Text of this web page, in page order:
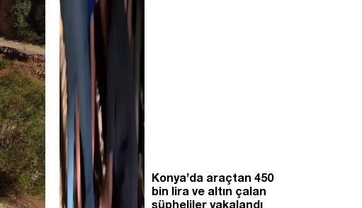
Konya’da araçtan 450
bin lira ve altın çalan
şüpheliler yakalandı